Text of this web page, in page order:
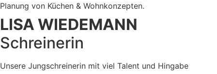
Planung von Küchen & Wohnkonzepten.
LISA WIEDEMANN
Schreinerin
Unsere Jungschreinerin mit viel Talent und Hingabe